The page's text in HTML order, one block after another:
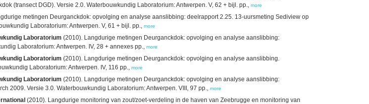
(transect DGD). Versie 2.0. Waterbouwkundig Laboratorium: Antwerpen. V, 62 + bijl. pp., more
metingen Deurganckdok: opvolging en analyse aanslibbing: deelrapport 2.25. 13-uursmeting Sediview op
Laboratorium: Antwerpen. V, 61 + bijl. pp., more
Laboratorium (2010). Langdurige metingen Deurganckdok: opvolging en analyse aanslibbing:
Laboratorium: Antwerpen. IV, 28 + annexes pp., more
Laboratorium (2010). Langdurige metingen Deurganckdok: opvolging en analyse aanslibbing.
Laboratorium: Antwerpen. IV, 116 pp., more
Laboratorium (2010). Langdurige metingen Deurganckdok: opvolging en analyse aanslibbing:
2009. Versie 3.0. Waterbouwkundig Laboratorium: Antwerpen. VIII, 97 pp., more
(2010). Langdurige monitoring van zout/zoet-verdeling in de haven van Zeebrugge en monitoring van